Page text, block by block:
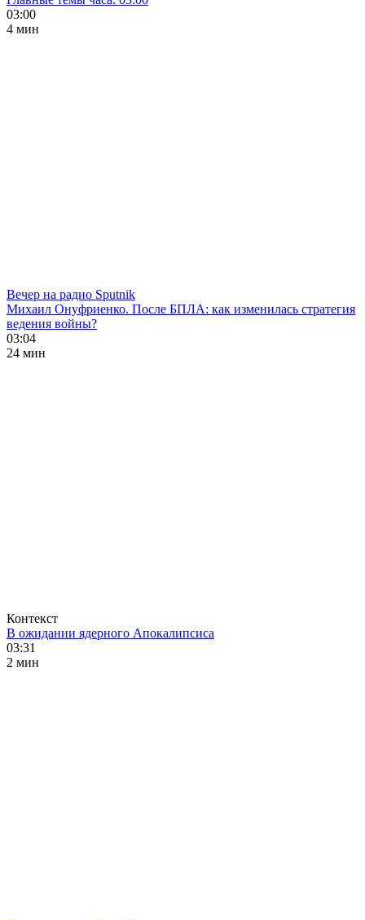
03:00
4 мин
Вечер на радио Sputnik
Михаил Онуфриенко. После БПЛА: как изменилась стратегия
ведения войны?
03:04
24 мин
Контекст
В ожидании ядерного Апокалипсиса
03:31
2 мин